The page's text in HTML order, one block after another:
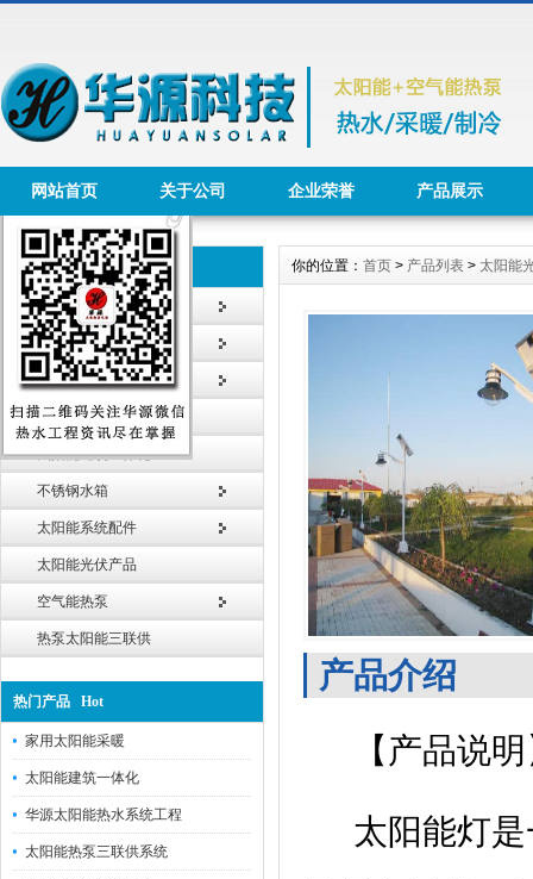
网站首页 关于公司 企业荣誉 产品展示
产品列表 Product
太阳能热水工程
太阳能热水器
智能节水系统
太阳能采暖工程
太阳能建筑一体化
不锈钢水箱
太阳能系统配件
太阳能光伏产品
空气能热泵
热泵太阳能三联供
热门产品 Hot
家用太阳能采暖
太阳能建筑一体化
华源太阳能热水系统工程
太阳能热泵三联供系统
你的位置： 首页 > 产品列表 > 太阳能
产品介绍
【产品说明
太阳能灯是